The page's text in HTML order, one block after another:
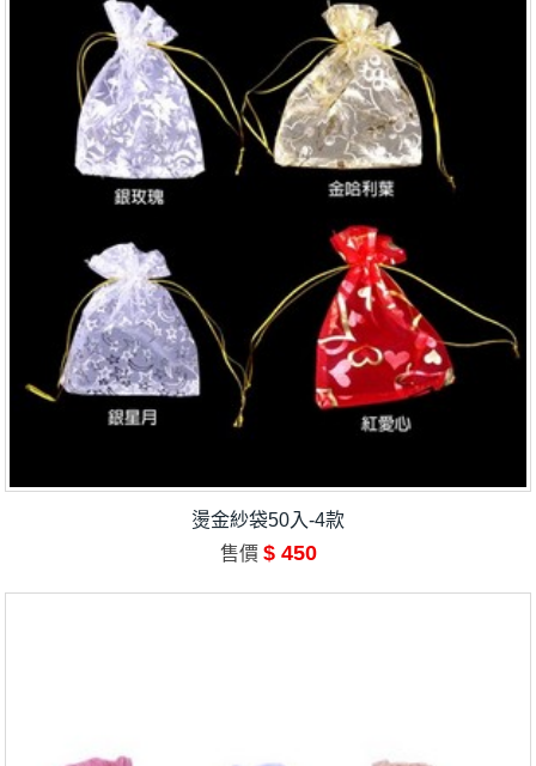
燙金紗袋50入-4款
售價 $ 450